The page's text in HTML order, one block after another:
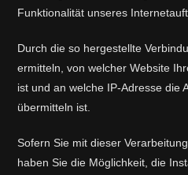
Funktionalität unseres
Durch die so hergestellte
ermitteln, von welcher Website
ist und an welche IP-Adresse die
übermitteln ist.
Sofern Sie mit dieser
haben Sie die Möglichkeit, die